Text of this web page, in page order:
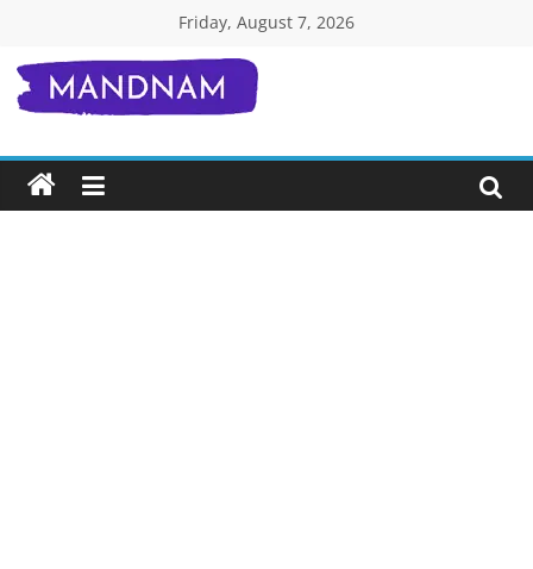
content
Friday, August 7, 2026
Mandnam.com
जाने
एक-